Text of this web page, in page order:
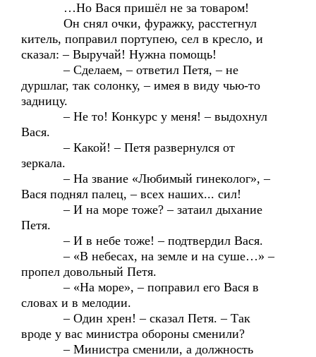
…Но Вася пришёл не за товаром!
Он снял очки, фуражку, расстегнул
китель, поправил портупею, сел в кресло, и
сказал: – Выручай! Нужна помощь!
– Сделаем, – ответил Петя, – не
дуршлаг, так солонку, – имея в виду чью-то
задницу.
– Не то! Конкурс у меня! – выдохнул
Вася.
– Какой! – Петя развернулся от
зеркала.
– На звание «Любимый гинеколог», –
Вася поднял палец, – всех наших... сил!
– И на море тоже? – затаил дыхание
Петя.
– И в небе тоже! – подтвердил Вася.
– «В небесах, на земле и на суше…» –
пропел довольный Петя.
– «На море», – поправил его Вася в
словах и в мелодии.
– Один хрен! – сказал Петя. – Так
вроде у вас министра обороны сменили?
– Министра сменили, а должность